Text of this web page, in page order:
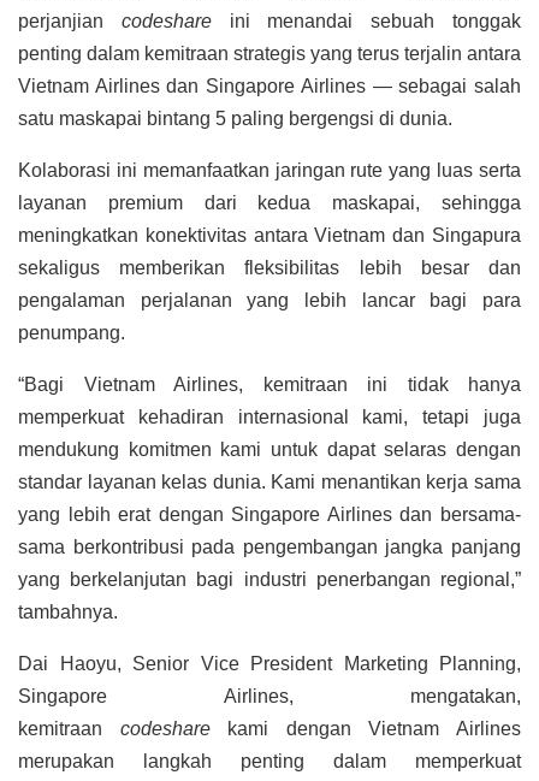
perjanjian codeshare ini menandai sebuah tonggak
penting dalam kemitraan strategis yang terus terjalin antara
Vietnam Airlines dan Singapore Airlines — sebagai salah
satu maskapai bintang 5 paling bergengsi di dunia.
Kolaborasi ini memanfaatkan jaringan rute yang luas serta
layanan premium dari kedua maskapai, sehingga
meningkatkan konektivitas antara Vietnam dan Singapura
sekaligus memberikan fleksibilitas lebih besar dan
pengalaman perjalanan yang lebih lancar bagi para
penumpang.
“Bagi Vietnam Airlines, kemitraan ini tidak hanya
memperkuat kehadiran internasional kami, tetapi juga
mendukung komitmen kami untuk dapat selaras dengan
standar layanan kelas dunia. Kami menantikan kerja sama
yang lebih erat dengan Singapore Airlines dan bersama-
sama berkontribusi pada pengembangan jangka panjang
yang berkelanjutan bagi industri penerbangan regional,”
tambahnya.
Dai Haoyu, Senior Vice President Marketing Planning,
Singapore Airlines, mengatakan,
kemitraan codeshare
kami dengan Vietnam Airlines
merupakan langkah penting dalam memperkuat